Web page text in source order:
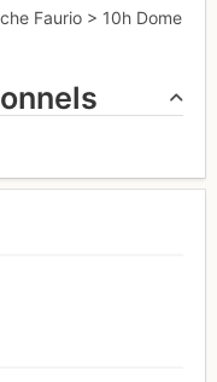
Faurio > 10h Dome